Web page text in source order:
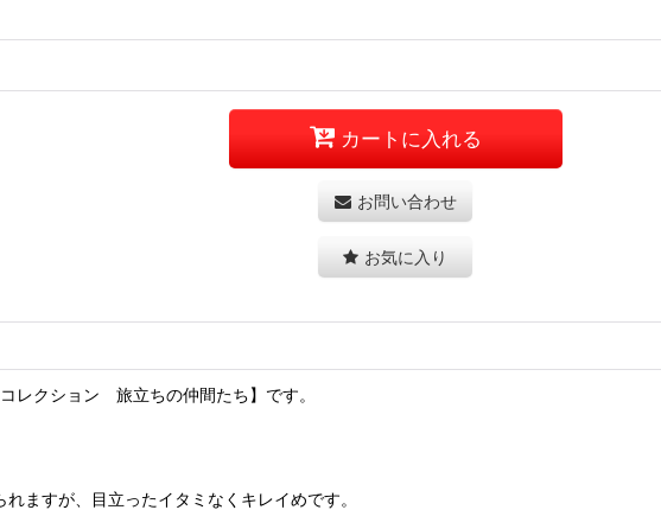
カートに入れる
お問い合わせ
お気に入り
レクション 旅立ちの仲間たち】です。
ますが、目立ったイタミなくキレイめです。